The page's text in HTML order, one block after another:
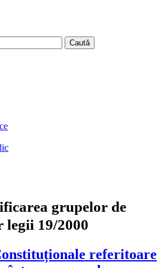
grupelor de
legii 19/2000
referitoare